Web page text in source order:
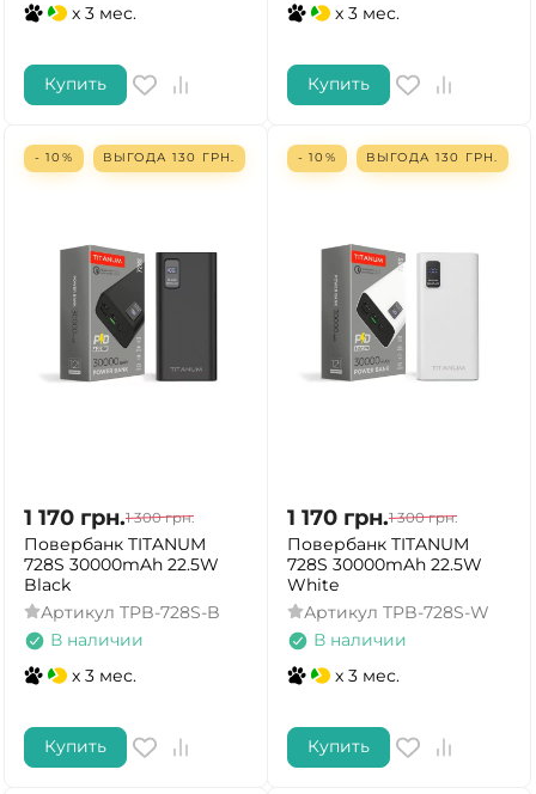
x 3 мес.
Купить
x 3 мес.
Купить
- 10% ВЫГОДА 130 ГРН.
1 170 грн.1 300 грн.
Повербанк TITANUM
728S 30000mAh 22.5W
Black
Артикул TPB-728S-B
В наличии
x 3 мес.
Купить
- 10% ВЫГОДА 130 ГРН.
1 170 грн.1 300 грн.
Повербанк TITANUM
728S 30000mAh 22.5W
White
Артикул TPB-728S-W
В наличии
x 3 мес.
Купить